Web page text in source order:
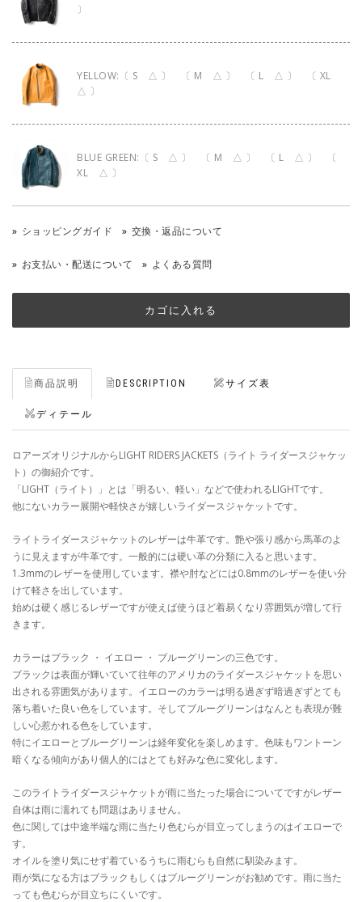
〕
YELLOW:〔 S △ 〕 〔 M △ 〕 〔 L △ 〕 〔 XL
△ 〕
BLUE GREEN:〔 S △ 〕 〔 M △ 〕 〔 L △ 〕 〔
XL △ 〕
ショッピングガイド 交換・返品について
お支払い・配送について よくある質問
商品説明 DESCRIPTION サイズ表
ディテール
ロアーズオリジナルからLIGHT RIDERS JACKETS（ライト ライダースジャケッ
ト）の御紹介です。
「LIGHT（ライト）」とは「明るい、軽い」などで使われるLIGHTです。
他にないカラー展開や軽快さが嬉しいライダースジャケットです。
ライトライダースジャケットのレザーは牛革です。艶や張り感から馬革のよ
うに見えますが牛革です。一般的には硬い革の分類に入ると思います。
1.3mmのレザーを使用しています。襟や肘などには0.8mmのレザーを使い分
けて軽さを出しています。
始めは硬く感じるレザーですが使えば使うほど着易くなり雰囲気が増して行
きます。
カラーはブラック ・ イエロー ・ ブルーグリーンの三色です。
ブラックは表面が輝いていて往年のアメリカのライダースジャケットを思い
出される雰囲気があります。イエローのカラーは明る過ぎず暗過ぎずとても
落ち着いた良い色をしています。そしてブルーグリーンはなんとも表現が難
しい心惹かれる色をしています。
特にイエローとブルーグリーンは経年変化を楽しめます。色味もワントーン
暗くなる傾向があり個人的にはとても好みな色に変化します。
このライトライダースジャケットが雨に当たった場合についてですがレザー
自体は雨に濡れても問題はありません。
色に関しては中途半端な雨に当たり色むらが目立ってしまうのはイエローで
す。
オイルを塗り気にせず着ているうちに雨むらも自然に馴染みます。
雨が気になる方はブラックもしくはブルーグリーンがお勧めです。雨に当た
っても色むらが目立ちにくいです。